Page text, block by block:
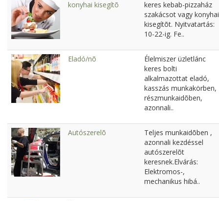
konyhai kisegítõ
keres kebab-pizzaház
szakácsot vagy konyhai
kisegítõt. Nyitvatartás:
10-22-ig. Fe..
Eladó/nõ
Élelmiszer üzletlánc
keres bolti
alkalmazottat eladó,
kasszás munkakörben,
részmunkaidõben,
azonnali..
Autószerelõ
Teljes munkaidõben ,
azonnali kezdéssel
autószerelõt
keresnek.Elvárás:
Elektromos-,
mechanikus hibá..